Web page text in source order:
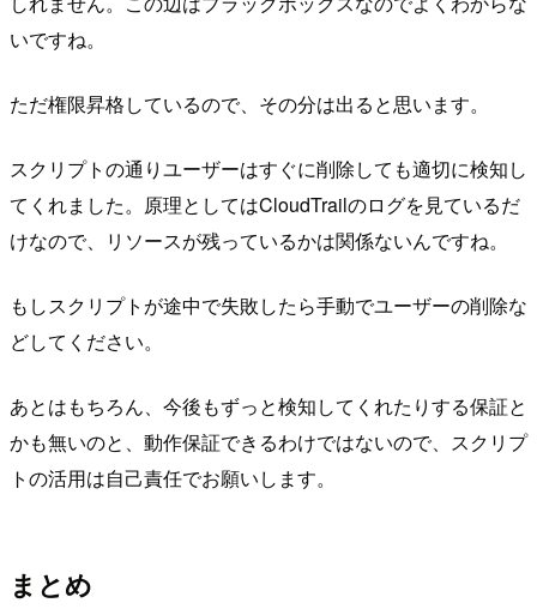
いですね。
ただ権限昇格しているので、その分は出ると思います。
スクリプトの通りユーザーはすぐに削除しても適切に検知し
てくれました。原理としてはCloudTrailのログを見ているだ
けなので、リソースが残っているかは関係ないんですね。
もしスクリプトが途中で失敗したら手動でユーザーの削除な
どしてください。
あとはもちろん、今後もずっと検知してくれたりする保証と
かも無いのと、動作保証できるわけではないので、スクリプ
トの活用は自己責任でお願いします。
まとめ